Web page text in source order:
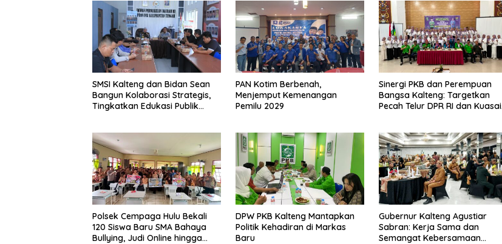
SMSI Kalteng dan Bidan Sean
Bangun Kolaborasi Strategis,
Tingkatkan Edukasi Publik
PAN Kotim Berbenah,
Menjemput Kemenangan
Pemilu 2029
Sinergi PKB dan Perempuan
Bangsa Kalteng: Targetkan
Pecah Telur DPR RI dan Kuasai
Polsek Cempaga Hulu Bekali
120 Siswa Baru SMA Bahaya
Bullying, Judi Online hingga
DPW PKB Kalteng Mantapkan
Politik Kehadiran di Markas
Baru
Gubernur Kalteng Agustiar
Sabran: Kerja Sama dan
Semangat Kebersamaan